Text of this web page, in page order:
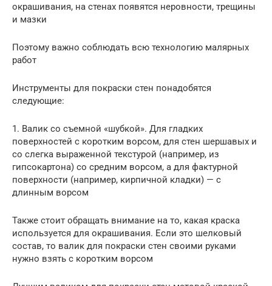
окрашивания, на стенах появятся неровности, трещины
и мазки
Поэтому важно соблюдать всю технологию малярных
работ
Инструменты для покраски стен понадобятся
следующие:
1. Валик со съемной «шубкой». Для гладких
поверхностей с коротким ворсом, для стен шершавых и
со слегка выраженной текстурой (например, из
гипсокартона) со средним ворсом, а для фактурной
поверхности (например, кирпичной кладки) — с
длинным ворсом
Также стоит обращать внимание на то, какая краска
используется для окрашивания. Если это шелковый
состав, то валик для покраски стен своими руками
нужно взять с коротким ворсом